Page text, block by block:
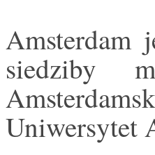
Amsterdam
siedziby
Uniwersytet